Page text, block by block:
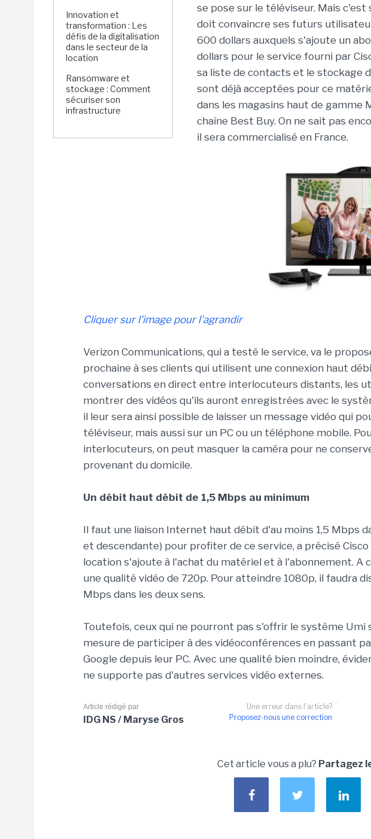
Innovation et
transformation : Les
défis de la digitalisation
dans le secteur de la
location
Ransomware et
stockage : Comment
sécuriser son
infrastructure
se pose sur le téléviseur. Mais
doit convaincre ses futurs
600 dollars auxquels s'ajoute un
dollars pour le service fourni par
sa liste de contacts et le stockage
sont déjà acceptées pour ce
dans les magasins haut de gamme
chaîne Best Buy. On ne sait pas
il sera commercialisé en France.
Cliquer sur l'image pour l'agrandir
Verizon Communications, qui a testé le service, va le
prochaine à ses clients qui utilisent une connexion haut
conversations en direct entre interlocuteurs distants, les
montrer des vidéos qu'ils auront enregistrées avec le
il leur sera ainsi possible de laisser un message vidéo qui
téléviseur, mais aussi sur un PC ou un téléphone mobile.
interlocuteurs, on peut masquer la caméra pour ne
provenant du domicile.
Un débit haut débit de 1,5 Mbps au minimum
Il faut une liaison Internet haut débit d'au moins 1,5 Mbps
et descendante) pour profiter de ce service, a précisé Cisco
location s'ajoute à l'achat du matériel et à l'abonnement. A
une qualité vidéo de 720p. Pour atteindre 1080p, il faudra
Mbps dans les deux sens.
Toutefois, ceux qui ne pourront pas s'offrir le système
mesure de participer à des vidéoconférences en passant
Google depuis leur PC. Avec une qualité bien moindre,
ne supporte pas d'autres services vidéo externes.
Une erreur dans l'article?
Proposez-nous une correction
Article rédigé par
IDG NS / Maryse Gros
Cet article vous a plu? Partagez